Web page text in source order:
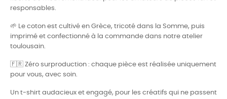
responsables.
🌱 Le coton est cultivé en Grèce, tricoté dans la Somme, puis
imprimé et confectionné à la commande dans notre atelier
toulousain.
🇫🇷 Zéro surproduction : chaque pièce est réalisée uniquement
pour vous, avec soin.
Un t-shirt audacieux et engagé, pour les créatifs qui ne passent